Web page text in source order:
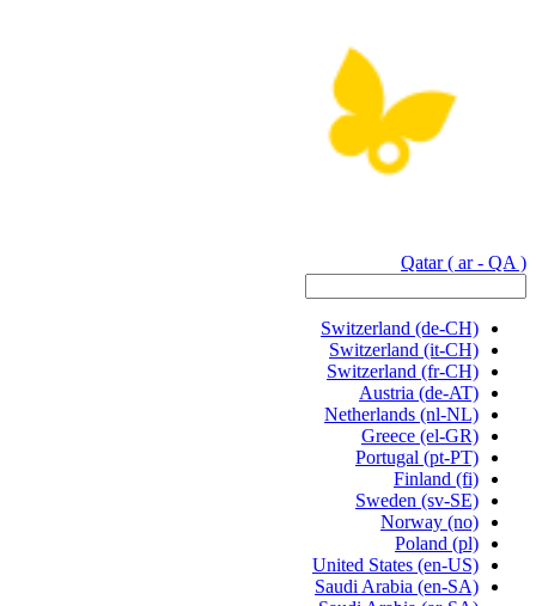
Qatar ( ar - QA )
Switzerland (de-CH)
Switzerland (it-CH)
Switzerland (fr-CH)
Austria (de-AT)
Netherlands (nl-NL)
Greece (el-GR)
Portugal (pt-PT)
Finland (fi)
Sweden (sv-SE)
Norway (no)
Poland (pl)
United States (en-US)
Saudi Arabia (en-SA)